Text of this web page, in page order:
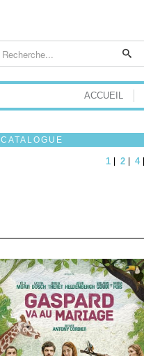
ACCUEIL
CATALOGUE
1 2 4